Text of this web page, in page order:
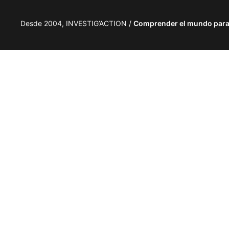
Desde 2004, INVESTIG’ACTION /Comprender el mundo